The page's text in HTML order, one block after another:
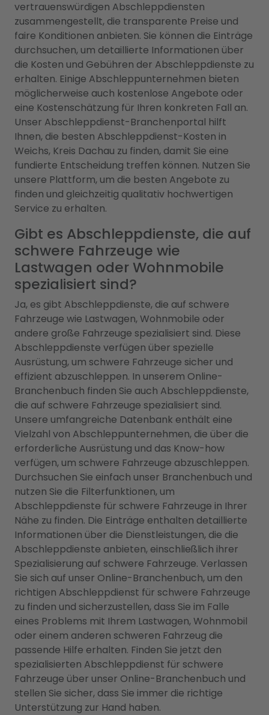
vertrauenswürdigen Abschleppdiensten
zusammengestellt, die transparente Preise und
faire Konditionen anbieten. Sie können die Einträge
durchsuchen, um detaillierte Informationen über
die Kosten und Gebühren der Abschleppdienste zu
erhalten. Einige Abschleppunternehmen bieten
möglicherweise auch kostenlose Angebote oder
eine Kostenschätzung für Ihren konkreten Fall an.
Unser Abschleppdienst-Branchenportal hilft
Ihnen, die besten Abschleppdienst-Kosten in
Weichs, Kreis Dachau zu finden, damit Sie eine
fundierte Entscheidung treffen können. Nutzen Sie
unsere Plattform, um die besten Angebote zu
finden und gleichzeitig qualitativ hochwertigen
Service zu erhalten.
Gibt es Abschleppdienste, die auf
schwere Fahrzeuge wie
Lastwagen oder Wohnmobile
spezialisiert sind?
Ja, es gibt Abschleppdienste, die auf schwere
Fahrzeuge wie Lastwagen, Wohnmobile oder
andere große Fahrzeuge spezialisiert sind. Diese
Abschleppdienste verfügen über spezielle
Ausrüstung, um schwere Fahrzeuge sicher und
effizient abzuschleppen. In unserem Online-
Branchenbuch finden Sie auch Abschleppdienste,
die auf schwere Fahrzeuge spezialisiert sind.
Unsere umfangreiche Datenbank enthält eine
Vielzahl von Abschleppunternehmen, die über die
erforderliche Ausrüstung und das Know-how
verfügen, um schwere Fahrzeuge abzuschleppen.
Durchsuchen Sie einfach unser Branchenbuch und
nutzen Sie die Filterfunktionen, um
Abschleppdienste für schwere Fahrzeuge in Ihrer
Nähe zu finden. Die Einträge enthalten detaillierte
Informationen über die Dienstleistungen, die die
Abschleppdienste anbieten, einschließlich ihrer
Spezialisierung auf schwere Fahrzeuge. Verlassen
Sie sich auf unser Online-Branchenbuch, um den
richtigen Abschleppdienst für schwere Fahrzeuge
zu finden und sicherzustellen, dass Sie im Falle
eines Problems mit Ihrem Lastwagen, Wohnmobil
oder einem anderen schweren Fahrzeug die
passende Hilfe erhalten. Finden Sie jetzt den
spezialisierten Abschleppdienst für schwere
Fahrzeuge über unser Online-Branchenbuch und
stellen Sie sicher, dass Sie immer die richtige
Unterstützung zur Hand haben.